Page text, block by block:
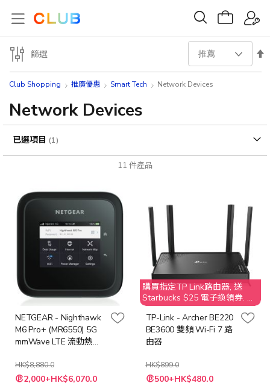
Club Shopping 推廣優惠 Smart Tech Network Devices
Network Devices
11 件產品
設
序
方
NETGEAR - Nighthawk
M6 Pro+ (MR6550) 5G
mmWave LTE 流動熱點
(MR6550)
HK$8,880.0
特
殊 2,000+HK$6,070.0
購買指定TP Link路由器, 送
Starbucks $25 電子換領券. 不
接受取消訂單；客人需要退還
贈品 Starbucks $25 之價值
TP-Link - Archer BE220
BE3600 雙頻 Wi-Fi 7 路
由器
HK$899.0
特
殊 500+HK$480.0
篩選
已選項目